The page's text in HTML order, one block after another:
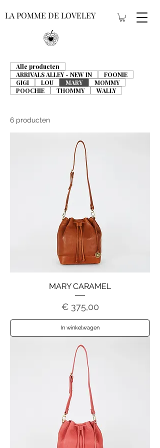
LA POMME DE LOVELEY
Alle producten
ARRIVALS ALLEY - NEW IN
FOONIE
GIGI
LOU MARY
MOMMY
POOCHIE
THOMMY WALLY
6 producten
MARY CARAMEL
Prijs
€ 375,00
In winkelwagen